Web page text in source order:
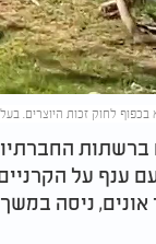
ענף על
ניסה